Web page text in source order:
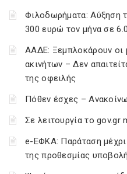
Φιλοδωρήματα: Αύξηση
300 ευρώ τον μήνα σε
ΑΑΔΕ: Ξεμπλοκάρουν οι
ακινήτων – Δεν
της οφειλής
Πόθεν έσχες –
Σε λειτουργία το gov.gr
e-ΕΦΚΑ: Παράταση
της προθεσμίας